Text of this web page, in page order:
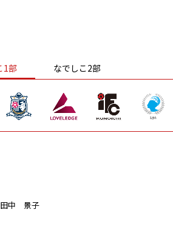
1部 なでしこ2部
中 景子